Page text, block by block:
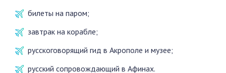
билеты на паром;
завтрак на корабле;
русскоговорящий гид в Акрополе и музее;
русский сопровождающий в Афинах.